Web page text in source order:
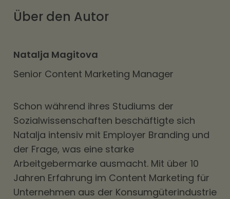
Über den Autor
Natalja Magitova
Senior Content Marketing Manager
Schon während ihres Studiums der
Sozialwissenschaften beschäftigte sich
Natalja intensiv mit Employer Branding und
der Frage, was eine starke
Arbeitgebermarke ausmacht. Mit über 10
Jahren Erfahrung im Content Marketing für
Unternehmen aus der Konsumgüterindustrie